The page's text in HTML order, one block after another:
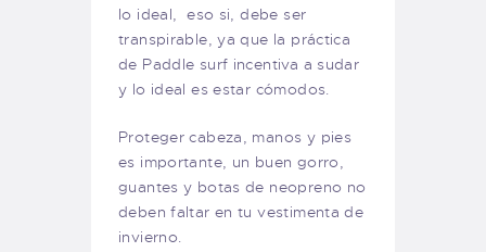
lo ideal, eso si, debe ser
transpirable, ya que la práctica
de Paddle surf incentiva a sudar
y lo ideal es estar cómodos.
Proteger cabeza, manos y pies
es importante, un buen gorro,
guantes y botas de neopreno no
deben faltar en tu vestimenta de
invierno.